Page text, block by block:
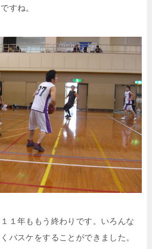
すね。
１年ももう終わりです。いろんな
バスケをすることができました。